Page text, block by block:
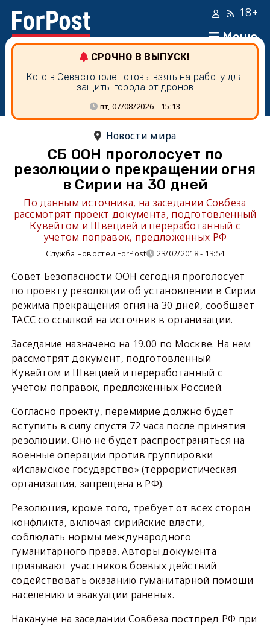
Меню
18+
СРОЧНО В ВЫПУСК!
Кого в Севастополе готовы взять на работу для
защиты города от дронов
пт, 07/08/2026 - 15:13
Новости мира
СБ ООН проголосует по
резолюции о прекращении огня
в Сирии на 30 дней
По данным источника, на заседании Совбеза
рассмотрят проект документа, подготовленный
Кувейтом и Швецией и переработанный с
учетом поправок, предложенных РФ
Служба новостей ForPost 23/02/2018 - 13:54
Совет Безопасности ООН сегодня проголосует
по проекту резолюции об установлении в Сирии
режима прекращения огня на 30 дней, сообщает
ТАСС со ссылкой на источник в организации.
Заседание назначено на 19.00 по Москве. На нем
рассмотрят документ, подготовленный
Кувейтом и Швецией и переработанный с
учетом поправок, предложенных Россией.
Согласно проекту, перемирие должно будет
вступить в силу спустя 72 часа после принятия
резолюции. Оно не будет распространяться на
военные операции против группировки
«Исламское государство» (террористическая
организация, запрещена в РФ).
Резолюция, кроме того, требует от всех сторон
конфликта, включая сирийские власти,
соблюдать нормы международного
гуманитарного права. Авторы документа
призывают участников боевых действий
содействовать оказанию гуманитарной помощи
населению и эвакуации раненых.
Накануне на заседании Совбеза постпред РФ при